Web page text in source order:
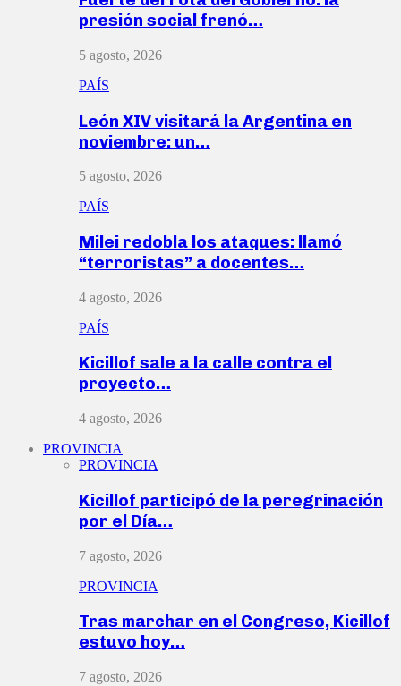
presión social frenó…
5 agosto, 2026
PAÍS
León XIV visitará la Argentina en
noviembre: un…
5 agosto, 2026
PAÍS
Milei redobla los ataques: llamó
“terroristas” a docentes…
4 agosto, 2026
PAÍS
Kicillof sale a la calle contra el
proyecto…
4 agosto, 2026
PROVINCIA
PROVINCIA
Kicillof participó de la peregrinación
por el Día…
7 agosto, 2026
PROVINCIA
Tras marchar en el Congreso, Kicillof
estuvo hoy…
7 agosto, 2026